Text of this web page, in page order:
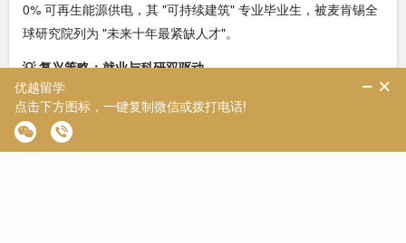
0% 可再生能源供电，其 "可持续建筑" 专业毕业生，被麦肯锡全
球研究院列为 "未来十年最紧缺人才"。
💡 复兴策略：就业与科研双驱动
绿色科技布局：新建绿色能源实验室，与 BP 合作开发氢能源项
目，获英国政府 £800 万专项基金，相关专业申请量同比增长 18
0%。